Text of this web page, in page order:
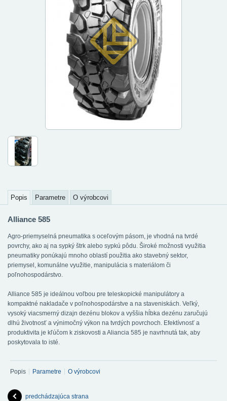
Popis Parametre O výrobcovi
Alliance 585
Agro-priemyselná pneumatika s oceľovým pásom, je vhodná na tvrdé
povrchy, ako aj na sypký štrk alebo sypkú pôdu. Široké možnosti využitia
pneumatiky ponúkajú mnoho oblastí použitia ako stavebný sektor,
priemysel, komunálne využitie, manipulácia s materiálom či
poľnohospodárstvo.
Alliance 585 je ideálnou voľbou pre teleskopické manipulátory a
kompaktné nakladače v poľnohospodárstve a na staveniskách. Veľký,
vysoký viacsmerný dizajn dezénu blokov a vyššia hĺbka dezénu zaručujú
dlhú životnosť a výnimočný výkon na tvrdých povrchoch. Efektívnosť a
produktivita je kľúčom k ziskovosti a Aliancia 585 je navrhnutá tak, aby
poskytovala to isté.
Popis Parametre O výrobcovi
predchádzajúca strana